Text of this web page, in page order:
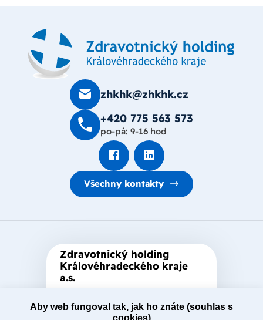
zhkhk@zhkhk.cz
+420 775 563 573
po-pá: 9-16 hod
Všechny kontakty
Zdravotnický holding
Královéhradeckého kraje
a.s.
založená Královéhradeckým
Aby web fungoval tak, jak ho znáte (souhlas s
cookies)